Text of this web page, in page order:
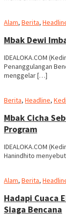
Alam, Berita,
Mbak Dewi
IDEALOKA.COM
Penanggulangan
menggelar […]
Berita, Headline,
Mbak Cicha
Program
IDEALOKA.COM
Hanindhito
Alam, Berita,
Hadapi Cuaca
Siaga Bencana